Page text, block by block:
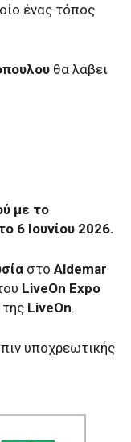
ένας τόπος
θα λάβει
με το
6 Ιουνίου 2026.
στο Aldemar
LiveOn Expo
της LiveOn.
υποχρεωτικής